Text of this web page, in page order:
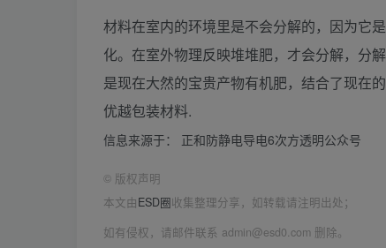
材料在室内的环境里是不会分解的，因为它
化。在室外物理反映堆堆肥，才会分解，分
是现在大然的宝贵产物有机肥，结合了现在
优越包装材料.
信息来源于： 正和防静电导电6次方透明公众号
© 版权声明
本文由ESD圈收集整理分享，如转载请注明出处；
如有侵权，请邮件联系 admin@esd0.com 删除。